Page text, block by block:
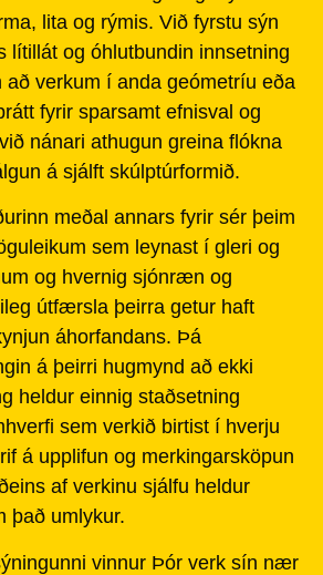
lita og rýmis. Við fyrstu sýn
lítillát og óhlutbundin innsetning
að verkum í anda geómetríu eða
fyrir sparsamt efnisval og
nánari athugun greina flókna
á sjálft skúlptúrformið.
meðal annars fyrir sér þeim
sem leynast í gleri og
og hvernig sjónræn og
útfærsla þeirra getur haft
áhorfandans. Þá
á þeirri hugmynd að ekki
heldur einnig staðsetning
sem verkið birtist í hverju
á upplifun og merkingarsköpun
af verkinu sjálfu heldur
það umlykur.
vinnur Þór verk sín nær